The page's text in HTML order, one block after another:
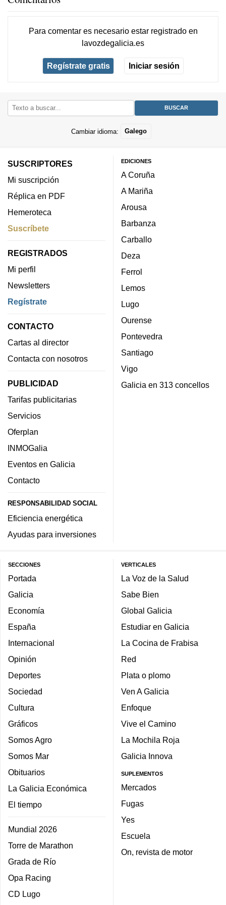
Para comentar es necesario estar registradoen
lavozdegalicia.es
Regístrate gratis Iniciar sesión
Cambiar idioma: Galego
SUSCRIPTORES
Mi suscripción
Réplica en PDF
Hemeroteca
Suscríbete
REGISTRADOS
Mi perfil
Newsletters
Regístrate
CONTACTO
Cartas al director
Contacta con nosotros
PUBLICIDAD
Tarifas publicitarias
Servicios
Oferplan
INMOGalia
Eventos en Galicia
Contacto
RESPONSABILIDAD SOCIAL
Eficiencia energética
Ayudas para inversiones
EDICIONES
A Coruña
A Mariña
Arousa
Barbanza
Carballo
Deza
Ferrol
Lemos
Lugo
Ourense
Pontevedra
Santiago
Vigo
Galicia en 313 concellos
SECCIONES
Portada
Galicia
Economía
España
Internacional
Opinión
Deportes
Sociedad
Cultura
Gráficos
Somos Agro
Somos Mar
Obituarios
La Galicia Económica
El tiempo
Mundial 2026
Torre de Marathon
Grada de Río
Opa Racing
CD Lugo
VERTICALES
La Voz de la Salud
Sabe Bien
Global Galicia
Estudiar en Galicia
La Cocina de Frabisa
Red
Plata o plomo
Ven A Galicia
Enfoque
Vive el Camino
La Mochila Roja
Galicia Innova
SUPLEMENTOS
Mercados
Fugas
Yes
Escuela
On, revista de motor